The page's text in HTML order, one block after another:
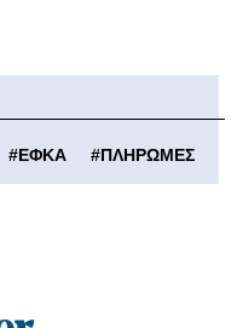
#ΕΦΚΑ #ΠΛΗΡΩΜΕΣ